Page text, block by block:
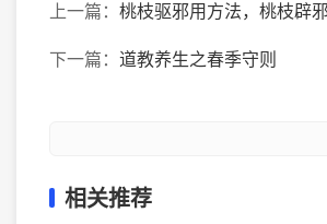
上一篇： 桃枝驱邪用方法，桃枝辟
下一篇： 道教养生之春季守则
相关推荐